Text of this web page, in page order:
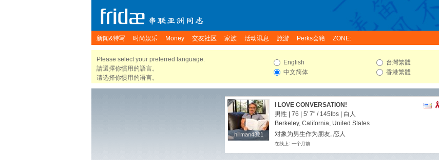
新闻&特写 时尚娱乐 Money 交友社区 家族 活动讯息 旅游 Perks会籍 ZONE:
Please select your preferred language.
請選擇你慣用的語言。
请选择你惯用的语言。
English
中文简体
台灣繁體
香港繁體
hillman4321
hillman4321
I LOVE CONVERSATION!
男性 | 76 | 5' 7" / 145lbs | 白人
Berkeley, California, United States
对象为男生作为朋友, 恋人
在线上: 一个月前